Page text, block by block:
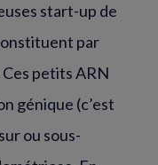
start-up de
par
petits ARN
génique (c’est
ou sous-